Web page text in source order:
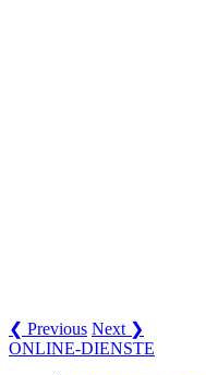
❮ Previous Next ❯
ONLINE-DIENSTE